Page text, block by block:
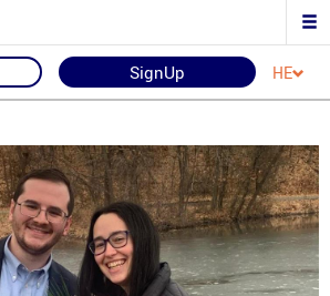
SignUp HE